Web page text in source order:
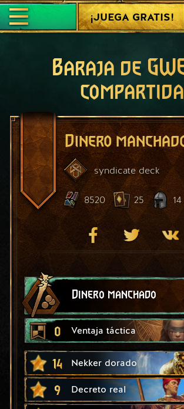
¡JUEGA GRATIS!
Baraja de
compartida
Dinero
syndicate deck
8520 25 14
Dinero manchado
0 Ventaja táctica
14 Nekker dorado
9 Decreto real